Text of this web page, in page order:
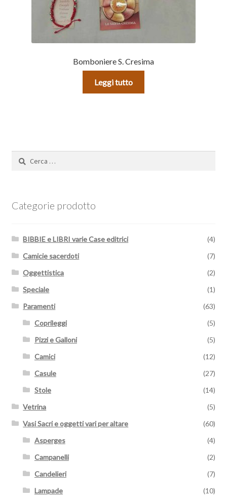
Bomboniere S. Cresima
Leggi tutto
per:
Categorie prodotto
BIBBIE e LIBRI varie Case editrici
(4)
Camicie sacerdoti
(7)
Oggettistica
(2)
Speciale
(1)
Paramenti
(63)
Coprileggi
(5)
Pizzi e Galloni
(5)
Camici
(12)
Casule
(27)
Stole
(14)
Vetrina
(5)
Vasi Sacri e oggetti vari per altare
(60)
Asperges
(4)
Campanelli
(2)
Candelieri
(7)
Lampade
(10)